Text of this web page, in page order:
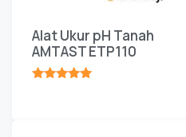
Alat Ukur pH Tanah
AMTAST ETP110